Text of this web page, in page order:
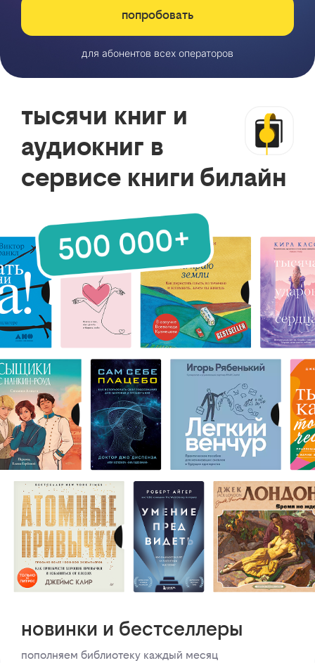
попробовать
для абонентов всех операторов
тысячи книг и
аудиокниг в
сервисе книги билайн
новинки и бестселлеры
пополняем библиотеку каждый месяц